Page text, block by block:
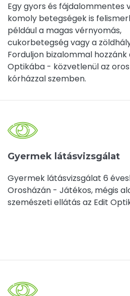
Egy gyors és fájdalommentes
komoly betegségek is
például a magas vérnyomás,
cukorbetegség vagy a
Forduljon bizalommal hozzánk
Optikába - közvetlenül az
kórházzal szemben.
Gyermek látásvizsgálat
Gyermek látásvizsgálat 6
Orosházán - Játékos, mégis
szemészeti ellátás az Edit